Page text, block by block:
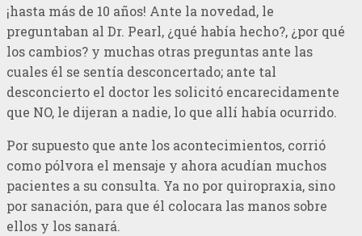
¡hasta más de 10 años! Ante la novedad, le
preguntaban al Dr. Pearl, ¿qué había hecho?, ¿por qué
los cambios? y muchas otras preguntas ante las
cuales él se sentía desconcertado; ante tal
desconcierto el doctor les solicitó encarecidamente
que NO, le dijeran a nadie, lo que allí había ocurrido.
Por supuesto que ante los acontecimientos, corrió
como pólvora el mensaje y ahora acudían muchos
pacientes a su consulta. Ya no por quiropraxia, sino
por sanación, para que él colocara las manos sobre
ellos y los sanará.